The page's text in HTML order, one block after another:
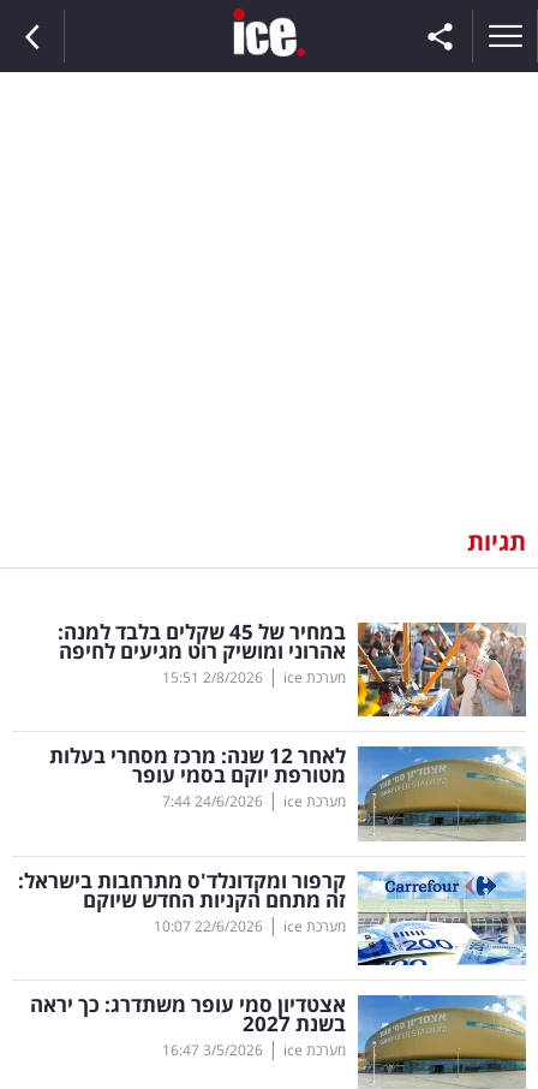
וצרכנות
דיגיטל
וטק
שיווק
ופרסום
משפט
מדדים
ומחקרים
דעות
רכילות
עסקית
תגיות
במחיר של 45 שקלים בלבד למנה:
אהרוני ומושיק רוט מגיעים לחיפה
מערכת ice |
2/8/2026
15:51
לאחר 12 שנה: מרכז מסחרי בעלות
מטורפת יוקם בסמי עופר
מערכת ice |
24/6/2026
7:44
קרפור ומקדונלד'ס מתרחבות בישראל:
זה מתחם הקניות החדש שיוקם
מערכת ice |
22/6/2026
10:07
אצטדיון סמי עופר משתדרג: כך יראה
בשנת 2027
מערכת ice |
3/5/2026
16:47